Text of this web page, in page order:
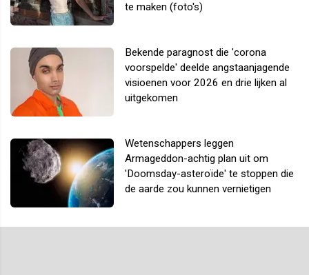
te maken (foto's)
Bekende paragnost die 'corona
voorspelde' deelde angstaanjagende
visioenen voor 2026 en drie lijken al
uitgekomen
Wetenschappers leggen
Armageddon-achtig plan uit om
'Doomsday-asteroïde' te stoppen die
de aarde zou kunnen vernietigen